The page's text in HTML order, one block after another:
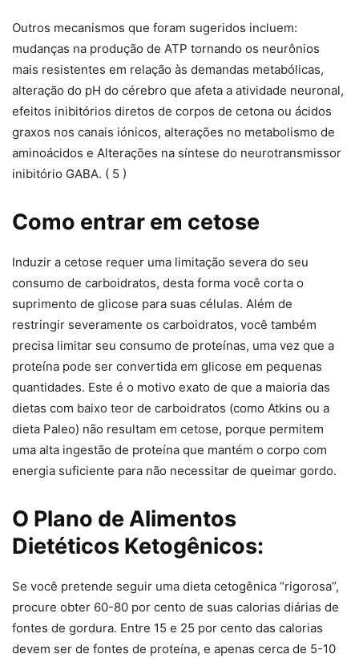
Outros mecanismos que foram sugeridos incluem:
mudanças na produção de ATP tornando os neurônios
mais resistentes em relação às demandas metabólicas,
alteração do pH do cérebro que afeta a atividade neuronal,
efeitos inibitórios diretos de corpos de cetona ou ácidos
graxos nos canais iónicos, alterações no metabolismo de
aminoácidos e Alterações na síntese do neurotransmissor
inibitório GABA. ( 5 )
Como entrar em cetose
Induzir a cetose requer uma limitação severa do seu
consumo de carboidratos, desta forma você corta o
suprimento de glicose para suas células. Além de
restringir severamente os carboidratos, você também
precisa limitar seu consumo de proteínas, uma vez que a
proteína pode ser convertida em glicose em pequenas
quantidades. Este é o motivo exato de que a maioria das
dietas com baixo teor de carboidratos (como Atkins ou a
dieta Paleo) não resultam em cetose, porque permitem
uma alta ingestão de proteína que mantém o corpo com
energia suficiente para não necessitar de queimar gordo.
O Plano de Alimentos
Dietéticos Ketogênicos:
Se você pretende seguir uma dieta cetogênica “rigorosa”,
procure obter 60-80 por cento de suas calorias diárias de
fontes de gordura. Entre 15 e 25 por cento das calorias
devem ser de fontes de proteína, e apenas cerca de 5-10